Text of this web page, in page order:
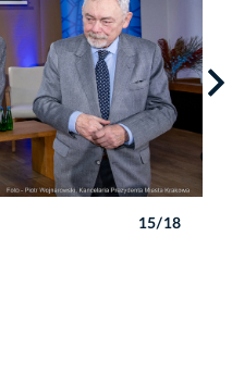
15/18